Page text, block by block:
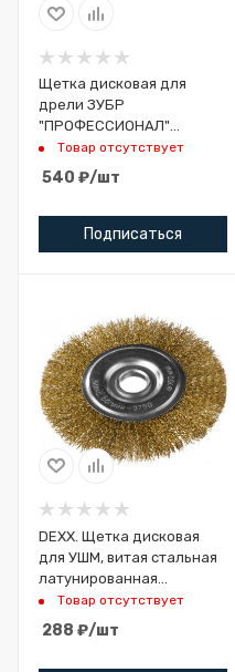
Щетка дисковая для
дрели ЗУБР
"ПРОФЕССИОНАЛ"
нейлоновая проволока с
абразивным покрытием, с
Товар отсутствует
540 ₽/шт
Подписаться
DEXX. Щетка дисковая
для УШМ, витая стальная
латунированная
проволока 0,3мм,
150ммх22мм
Товар отсутствует
288 ₽/шт